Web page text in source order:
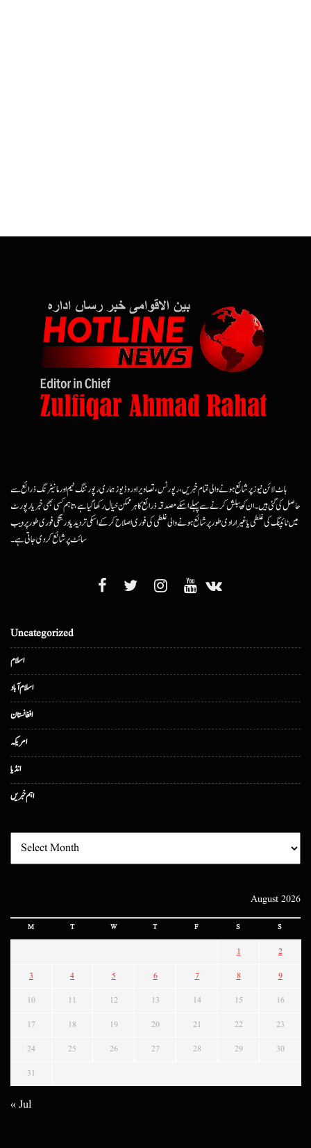
ہاٹ لائن نیوز پر شائع ہونے والی تمام خبریں، رپورٹس، تصاویر اور وڈیوز ہماری رپورٹنگ ٹیم اور مانیٹرنگ ذرائع سے
حاصل کی گئی ہیں۔ ان کو پبلش کرنے سے پہلے اسکے مصدقہ ذرائع کا ہرممکن خیال رکھا گیا ہے، تاہم کسی بھی خبر یا رپورٹ
میں ٹائپنگ کی غلطی یا غیرارادی طور پر شائع ہونے والی غلطی کی فوری اصلاح کرکے اسکی تردید یا درستگی فوری طور پر ویب
سائٹ پر شائع کردی جاتی ہے۔
Uncategorized
اسلام
اسلام آباد
افغانستان
امریکہ
انڈیا
اہم خبریں
August 2026
M T W T F S S
1 2
3 4 5 6 7 8 9
10 11 12 13 14 15 16
17 18 19 20 21 22 23
24 25 26 27 28 29 30
31
« Jul